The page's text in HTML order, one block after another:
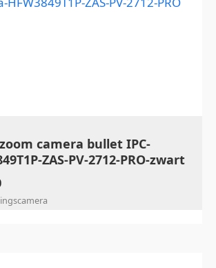
camera bullet IPC-
ZAS-PV-2712-PRO-zwart